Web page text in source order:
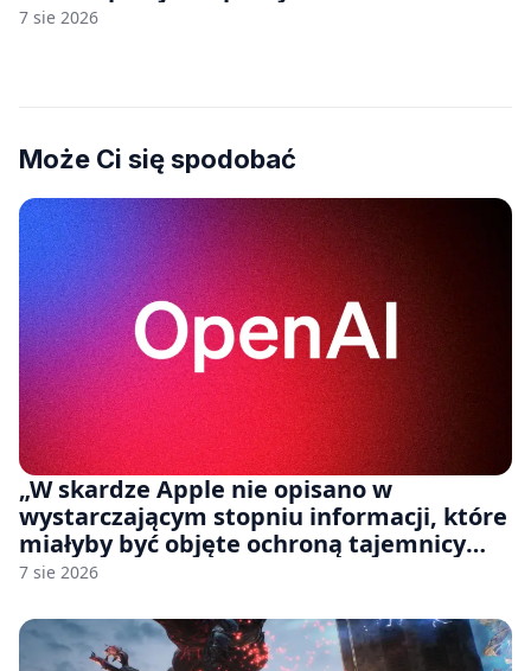
7 sie 2026
Może Ci się spodobać
„W skardze Apple nie opisano w
wystarczającym stopniu informacji, które
miałyby być objęte ochroną tajemnicy
handlowej”. OpenAI żąda odrzucenia
7 sie 2026